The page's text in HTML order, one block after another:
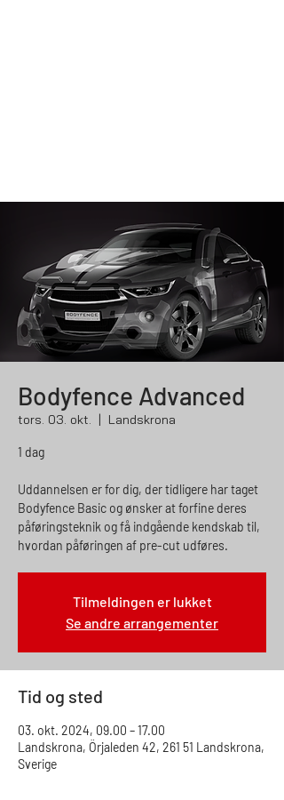
Bodyfence Advanced
tors. 03. okt.
  |
Landskrona
1 dag
Uddannelsen er for dig, der tidligere har taget
Bodyfence Basic og ønsker at forfine deres
påføringsteknik og få indgående kendskab til,
hvordan påføringen af pre-cut udføres.
Tilmeldingen er lukket
Se andre arrangementer
Tid og sted
03. okt. 2024, 09.00 – 17.00
Landskrona, Örjaleden 42, 261 51 Landskrona,
Sverige